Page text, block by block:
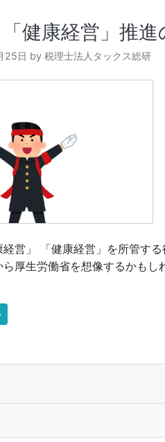
「健康経営」推
25日 by 税理士法人タックス総研
営」 「健康経営」を所管す
厚生労働省を想像するかも